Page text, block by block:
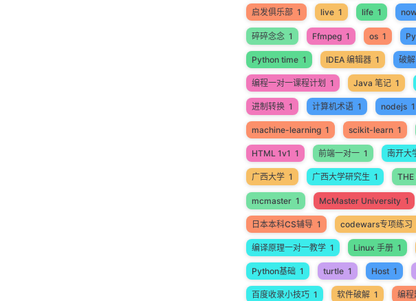
启发俱乐部 1 live 1 life 1
碎碎念念 1 Ffmpeg 1 os 1
Python time 1 IDEA 编辑器 1 破解
编程一对一课程计划 1 Java 笔记 1
进制转换 1 计算机术语 1 nodejs 1
machine-learning 1 scikit-learn 1
HTML 1v1 1 前端一对一 1 南开大
广西大学 1 广西大学研究生 1 THE
mcmaster 1 McMaster University 1
日本本科CS辅导 1 codewars专项练习
编译原理一对一教学 1 Linux 手册 1
Python基础 1 turtle 1 Host 1
百度收录小技巧 1 软件破解 1 编程